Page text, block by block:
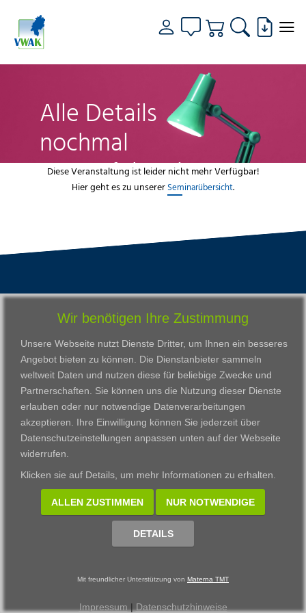
Alle Details
nochmal
genau fokussiert
Diese Veranstaltung ist leider nicht mehr Verfügbar!
Hier geht es zu unserer Seminarübersicht.
VWAK
Karriere
Kontakt
Download
Impressum
Datenschutzerklärung
Standorte
Darmstadt
Frankfurt am Main
Gießen
Kassel
Wiesbaden
Fortbildungszentrum
Bildungsangebot
Ausbildung
Zertifikatslehrgänge
Fortbildung
© 2002 - 2026 Materna TMT GmbH, powered by CARUSO
Wir benötigen Ihre Zustimmung
Unsere Webseite nutzt Dienste Dritter, um Ihnen ein besseres
Angebot bieten zu können. Die Dienstanbieter sammeln
weltweit Daten und nutzen diese für beliebige Zwecke und
Partnerschaften. Sie können uns die Nutzung dieser Dienste
erlauben oder nur notwendige Datenverarbeitungen
akzeptieren. Ihre Einwilligung können Sie jederzeit über
Datenschutzeinstellungen anpassen unten auf der Webseite
widerrufen.
Klicken sie auf Details, um mehr Informationen zu erhalten.
ALLEN ZUSTIMMEN NUR NOTWENDIGE
DETAILS
Mit freundlicher Unterstützung von Materna TMT
Impressum | Datenschutzhinweise